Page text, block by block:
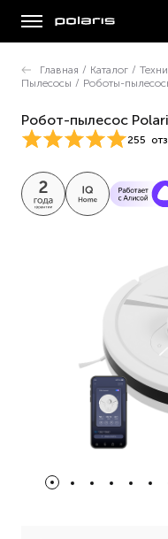
Главная / Каталог /
Пылесосы / Роботы-
Робот-пылесос
255